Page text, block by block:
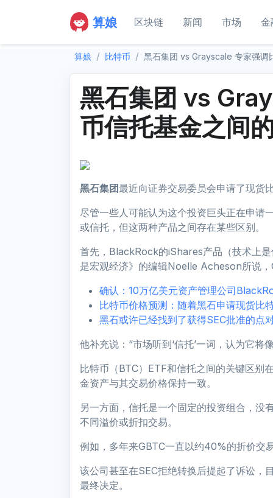
算娘 区块链 新闻 市场 金
算娘 比特币 黑石集团 vs Grayscale 专家强调
黑石集团 vs
币信托基金之间
黑石集团最近向证券交易委员会申请了现货
尽管一些人可能认为这个投资巨头正在申请
或信托，但这两种产品之间存在某些区别。
首先，BlackRock的iShares产品（技术上
是宏观经济》的编辑Noelle Acheson所说，
确认：10万亿美元资产管理公司
比特币价格预测：随着黑石申请现货比
黑石或许已经找到了获得SEC批准的点
他补充说：“市场听到‘信托’一词，认为它
比特币（BTC）ETF和信托之间的关键区别
金资产与其交易价格保持一致。
另一方面，信托是一个固定的投资组合，没
不同溢价或折扣交易。
例如，多年来GBTC一直以约40%的折价交
该公司甚至在SEC拒绝转换后提起了诉讼，
最终决定。